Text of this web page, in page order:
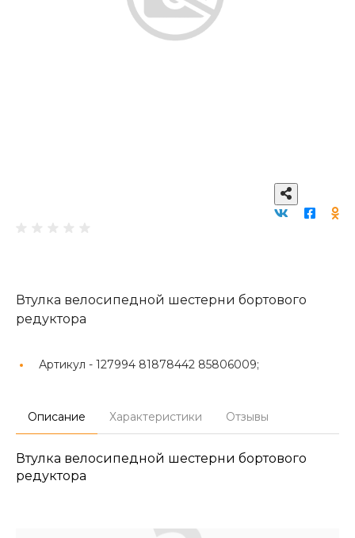
Втулка велосипедной шестерни бортового
редуктора
Артикул - 127994 81878442 85806009;
Описание Характеристики Отзывы
Втулка велосипедной шестерни бортового
редуктора